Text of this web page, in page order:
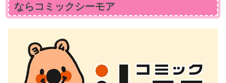
ならコミックシーモア